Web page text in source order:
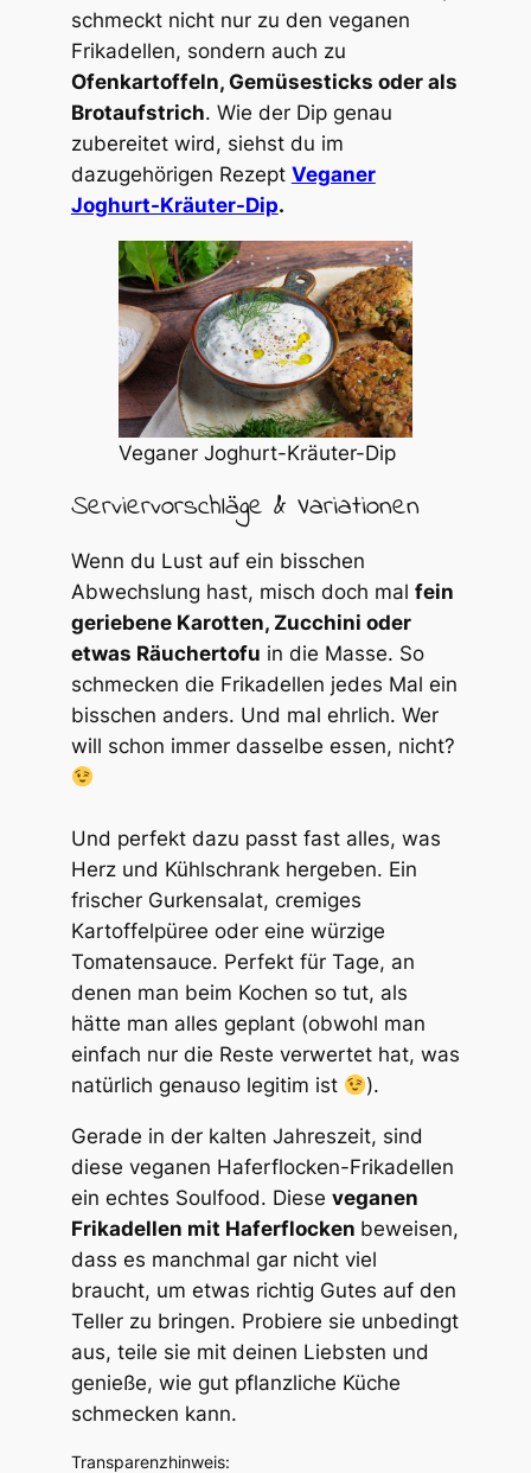
schmeckt nicht nur zu den veganen
Frikadellen, sondern auch zu
Ofenkartoffeln, Gemüsesticks oder als
Brotaufstrich. Wie der Dip genau
zubereitet wird, siehst du im
dazugehörigen Rezept Veganer
Joghurt-Kräuter-Dip.
Veganer Joghurt-Kräuter-Dip
Serviervorschläge & Variationen
Wenn du Lust auf ein bisschen
Abwechslung hast, misch doch mal fein
geriebene Karotten, Zucchini oder
etwas Räuchertofu in die Masse. So
schmecken die Frikadellen jedes Mal ein
bisschen anders. Und mal ehrlich. Wer
will schon immer dasselbe essen, nicht?
Und perfekt dazu passt fast alles, was
Herz und Kühlschrank hergeben. Ein
frischer Gurkensalat, cremiges
Kartoffelpüree oder eine würzige
Tomatensauce. Perfekt für Tage, an
denen man beim Kochen so tut, als
hätte man alles geplant (obwohl man
einfach nur die Reste verwertet hat, was
natürlich genauso legitim ist
).
Gerade in der kalten Jahreszeit, sind
diese veganen Haferflocken-Frikadellen
ein echtes Soulfood. Diese veganen
Frikadellen mit Haferflocken beweisen,
dass es manchmal gar nicht viel
braucht, um etwas richtig Gutes auf den
Teller zu bringen. Probiere sie unbedingt
aus, teile sie mit deinen Liebsten und
genieße, wie gut pflanzliche Küche
schmecken kann.
Transparenzhinweis: